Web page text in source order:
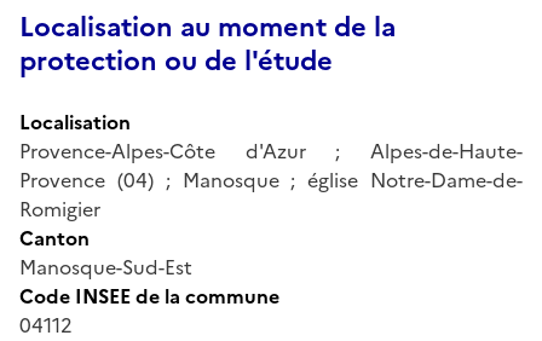
Localisation au moment de la
protection ou de l'étude
Localisation
Provence-Alpes-Côte d'Azur ; Alpes-de-Haute-
Provence (04) ; Manosque ; église Notre-Dame-de-
Romigier
Canton
Manosque-Sud-Est
Code INSEE de la commune
04112